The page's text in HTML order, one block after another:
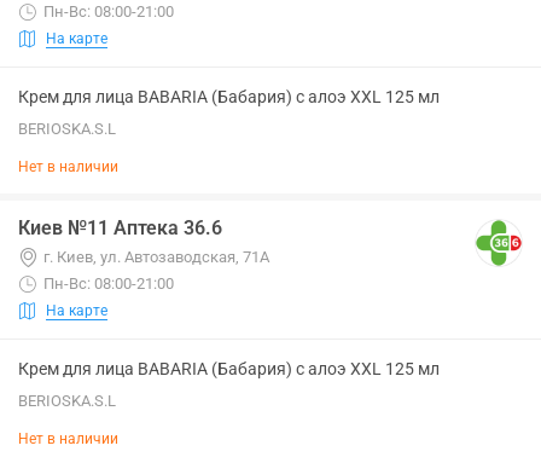
Пн-Вс: 08:00-21:00
На карте
Крем для лица BABARIA (Бабария) с алоэ XXL 125 мл
BERIOSKA.S.L
Нет в наличии
Киев №11 Аптека 36.6
г. Киев, ул. Автозаводская, 71А
Пн-Вс: 08:00-21:00
На карте
Крем для лица BABARIA (Бабария) с алоэ XXL 125 мл
BERIOSKA.S.L
Нет в наличии